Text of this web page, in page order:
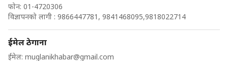
फोन: 01-4720306
विज्ञापनको लागी : 9866447781, 9841468095,9818022714
ईमेल ठेगाना
ईमेल: muglanikhabar@gmail.com